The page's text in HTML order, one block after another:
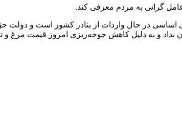
گرانی به مردم معرفی کند.
اساسی در حال واردات از بنادر کشور است و دولت
نداد و به دلیل کاهش جوجه‌ریزی امروز قیمت